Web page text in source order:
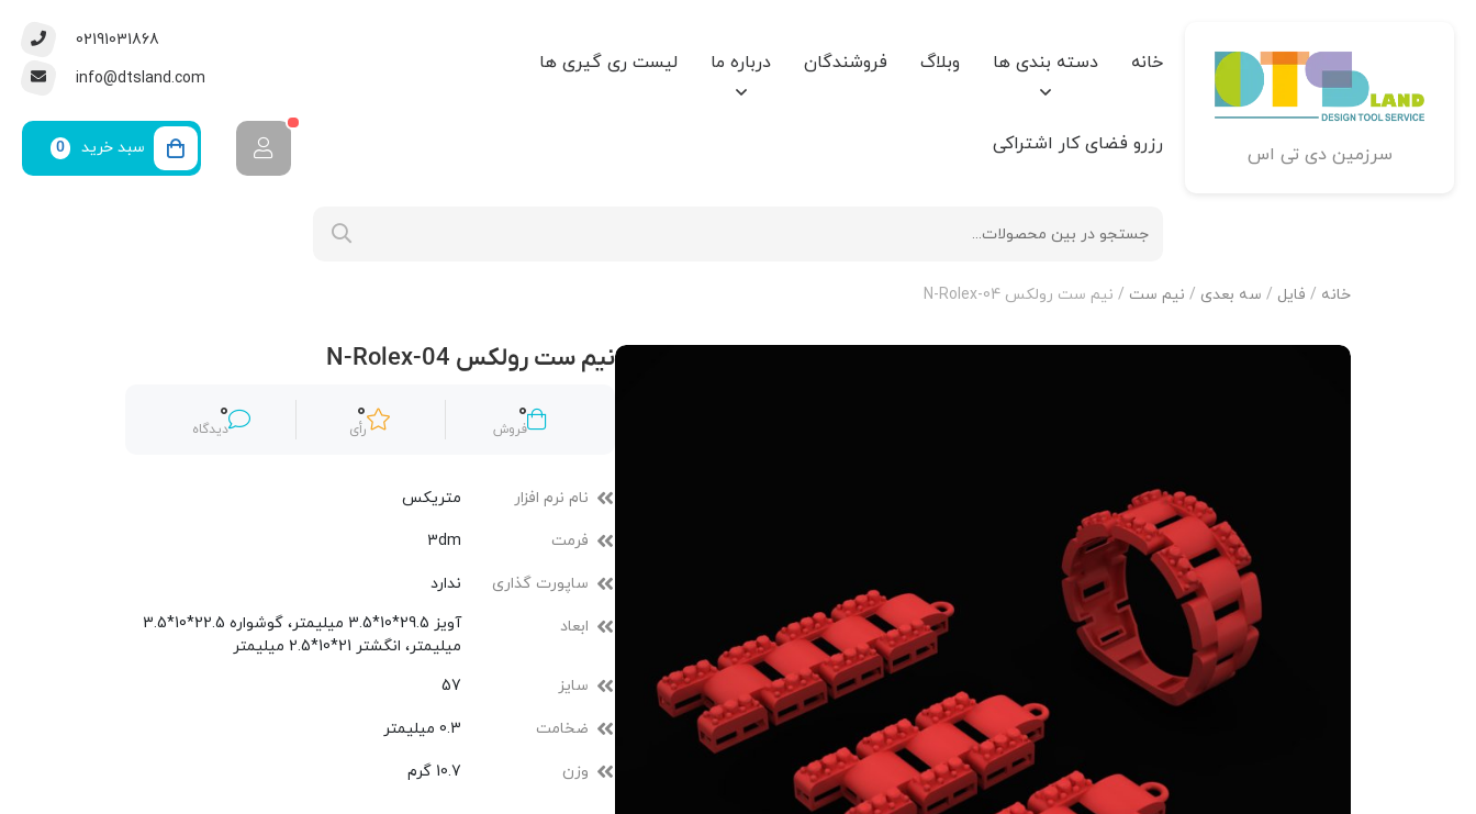
سرزمین دی تی اس
خانه دسته بندی ها وبلاگ فروشندگان درباره ما لیست ری گیری ها
رزرو فضای کار اشتراکی
02191031868
info@dtsland.com
سبد خرید 0
خانه / فایل / سه بعدی / نیم ست / نیم ست رولکس N-Rolex-04
نیم ست رولکس N-Rolex-04
0
فروش
0
رأی
0
دیدگاه
نام نرم افزار متریکس
فرمت 3dm
ساپورت گذاری ندارد
ابعاد
آویز 29.5*10*3.5 میلیمتر، گوشواره 22.5*10*3.5
میلیمتر، انگشتر 21*10*2.5 میلیمتر
سایز
57
ضخامت 0.3 میلیمتر
وزن 10.7 گرم